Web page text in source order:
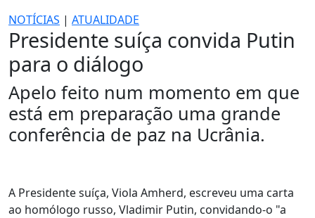
NOTÍCIAS | ATUALIDADE
Presidente suíça convida Putin
para o diálogo
Apelo feito num momento em que
está em preparação uma grande
conferência de paz na Ucrânia.
A Presidente suíça, Viola Amherd, escreveu uma carta
ao homólogo russo, Vladimir Putin, convidando-o "a